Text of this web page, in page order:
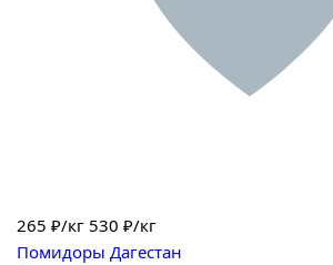
265 ₽/кг 530 ₽/кг
Помидоры Дагестан